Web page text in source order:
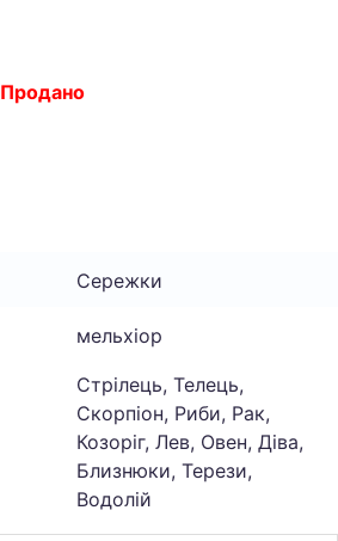
Продано
Сережки
мельхіор
Стрілець, Телець,
Скорпіон, Риби, Рак,
Козоріг, Лев, Овен, Діва,
Близнюки, Терези,
Водолій